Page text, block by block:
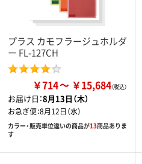
プラス カモフラージュホルダ
ー FL-127CH
￥714 ￥15,684
お届け日：8月13日（木）
お急ぎ便：8月12日（水）
カラー・販売単位違いの商品が13商品ありま
す